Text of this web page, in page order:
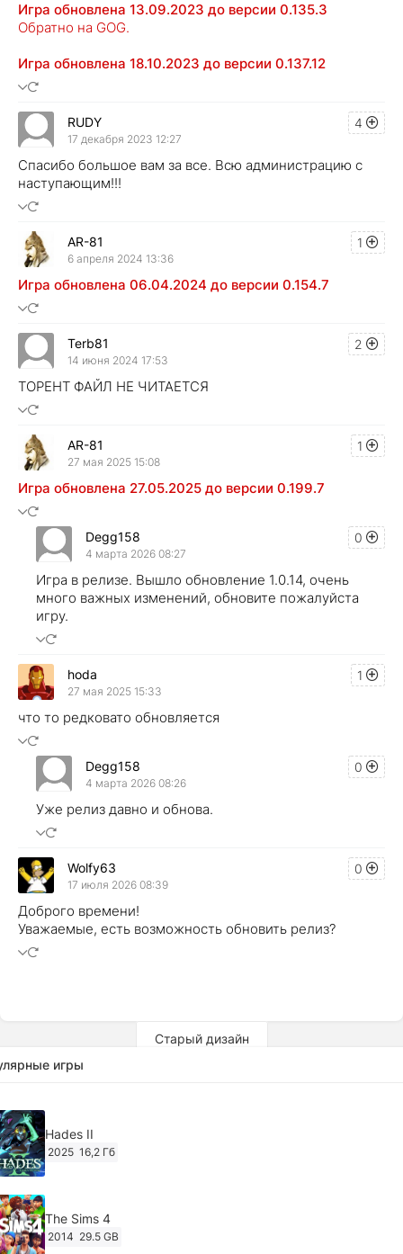
Игра обновлена 13.09.2023 до версии 0.135.3
Обратно на GOG.
Игра обновлена 18.10.2023 до версии 0.137.12
4
RUDY
17 декабря 2023 12:27
Спасибо большое вам за все. Всю администрацию с
наступающим!!!
1
AR-81
6 апреля 2024 13:36
Игра обновлена 06.04.2024 до версии 0.154.7
2
Terb81
14 июня 2024 17:53
ТОРЕНТ ФАЙЛ НЕ ЧИТАЕТСЯ
1
AR-81
27 мая 2025 15:08
Игра обновлена 27.05.2025 до версии 0.199.7
0
Degg158
4 марта 2026 08:27
Игра в релизе. Вышло обновление 1.0.14, очень
много важных изменений, обновите пожалуйста
игру.
1
hoda
27 мая 2025 15:33
что то редковато обновляется
0
Degg158
4 марта 2026 08:26
Уже релиз давно и обнова.
0
Wolfy63
17 июля 2026 08:39
Доброго времени!
Уважаемые, есть возможность обновить релиз?
Старый дизайн
игры
Hades II
2025 16,2 Гб
The Sims 4
2014 29.5 GB